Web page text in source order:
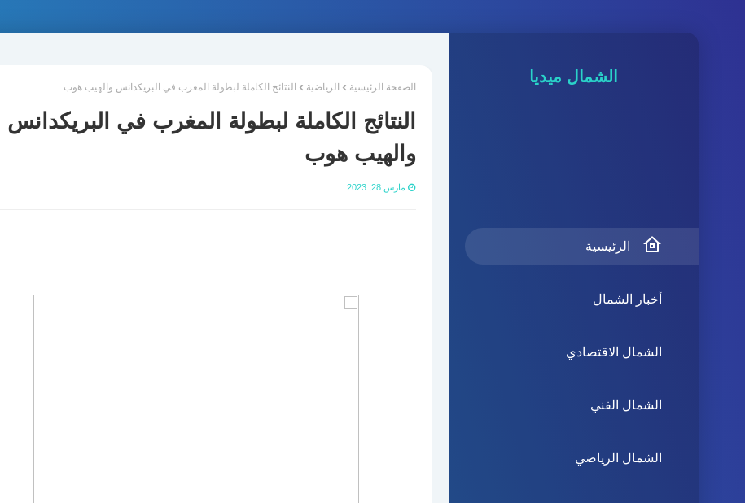
الشمال ميديا
الرئيسية
أخبار الشمال
الشمال الاقتصادي
الشمال الفني
الشمال الرياضي
الصفحة الرئيسية الرياضية النتائج الكاملة لبطولة المغرب في البريكدانس والهيب هوب
النتائج الكاملة لبطولة المغرب في البريكدانس
والهيب هوب
مارس 28, 2023